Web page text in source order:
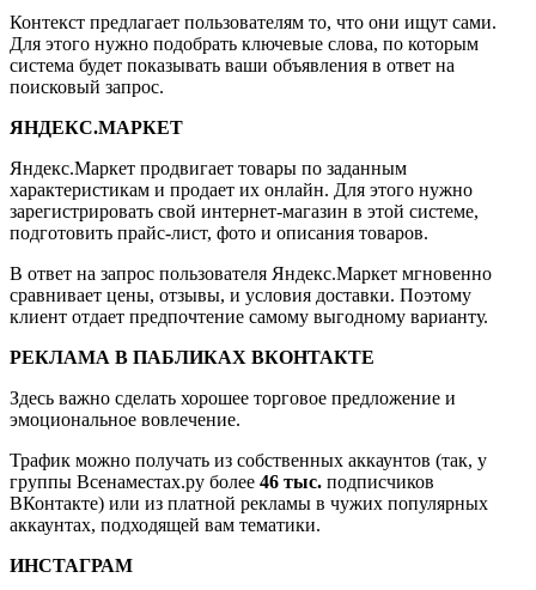
Контекст предлагает пользователям то, что они ищут сами.
Для этого нужно подобрать ключевые слова, по которым
система будет показывать ваши объявления в ответ на
поисковый запрос.
ЯНДЕКС.МАРКЕТ
Яндекс.Маркет продвигает товары по заданным
характеристикам и продает их онлайн. Для этого нужно
зарегистрировать свой интернет-магазин в этой системе,
подготовить прайс-лист, фото и описания товаров.
В ответ на запрос пользователя Яндекс.Маркет мгновенно
сравнивает цены, отзывы, и условия доставки. Поэтому
клиент отдает предпочтение самому выгодному варианту.
РЕКЛАМА В ПАБЛИКАХ ВКОНТАКТЕ
Здесь важно сделать хорошее торговое предложение и
эмоциональное вовлечение.
Трафик можно получать из собственных аккаунтов (так, у
группы Всенаместах.ру более 46 тыс. подписчиков
ВКонтакте) или из платной рекламы в чужих популярных
аккаунтах, подходящей вам тематики.
ИНСТАГРАМ